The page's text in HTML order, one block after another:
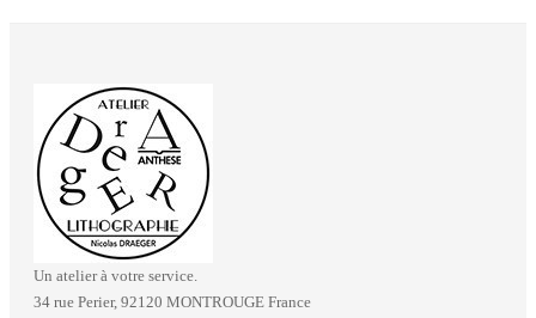
Un atelier à votre service.
34 rue Perier, 92120 MONTROUGE France